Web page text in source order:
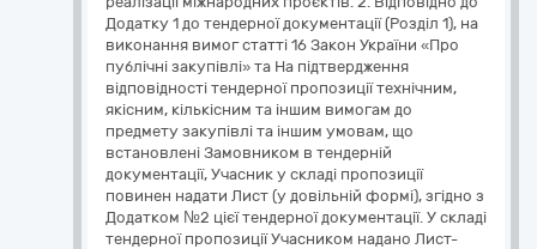
Додатку 1 до тендерної документації (Розділ 1), на
виконання вимог статті 16 Закон України «Про
публічні закупівлі» та На підтвердження
відповідності тендерної пропозиції технічним,
якісним, кількісним та іншим вимогам до
предмету закупівлі та іншим умовам, що
встановлені Замовником в тендерній
документації, Учасник у складі пропозиції
повинен надати Лист (у довільній формі), згідно з
Додатком №2 цієї тендерної документації. У складі
тендерної пропозиції Учасником надано Лист-